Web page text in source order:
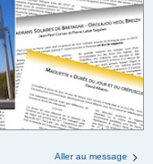
Aller au message